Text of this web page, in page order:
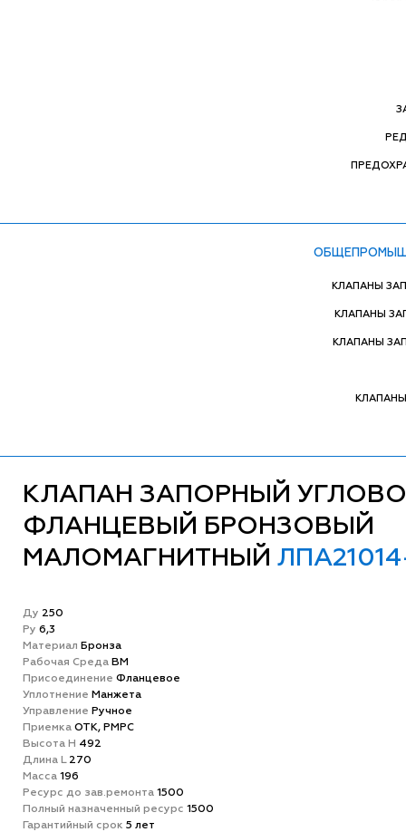
КЛАПАНЫ
КЛАПАНЫ
КЛАПАНЫ
КЛАПАН ЗАПОРНЫЙ
ФЛАНЦЕВЫЙ БРОНЗОВЫЙ
МАЛОМАГНИТНЫЙ
Ду 250
Ру 6,3
Матeриал Бронза
Рабочая Среда ВМ
Присоединение Фланцевое
Уплотнение Манжета
Управление Ручное
Приемка ОТК, РМРС
Высота H 492
Длина L 270
Масса 196
Ресурс до зав.ремонта 1500
Полный назначенный ресурс 1500
Гарантийный срок 5 лет